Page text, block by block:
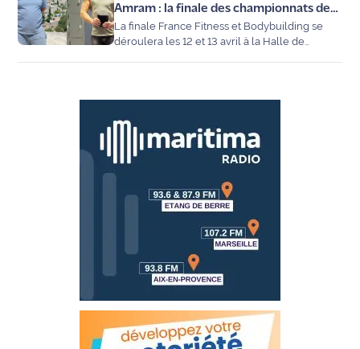
Archives
Amram : la finale des championnats de
France de bodybuilding
La finale France Fitness et Bodybuilding se
déroulera les 12 et 13 avril à la Halle de